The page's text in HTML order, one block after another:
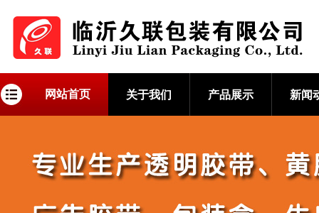
网站首页 关于我们 产品展示 新闻